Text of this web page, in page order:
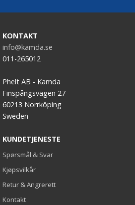
KONTAKT
info@kamda.se
011-265012
Phelt AB - Kamda
Finspångsvägen 27
60213 Norrköping
Sweden
KUNDETJENESTE
Spørsmål & Svar
Kjøpsvilkår
Retur & Angrerett
Kontakt